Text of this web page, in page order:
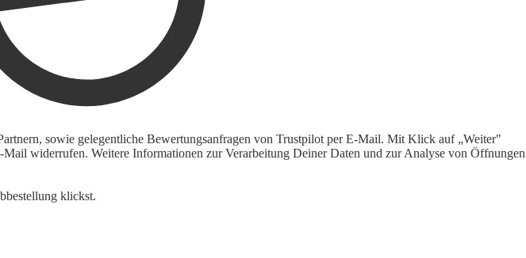
sowie gelegentliche Bewertungsanfragen von Trustpilot per E-Mail. Mit Klick auf „Weiter"
widerrufen. Weitere Informationen zur Verarbeitung Deiner Daten und zur Analyse von Öffnungen
klickst.